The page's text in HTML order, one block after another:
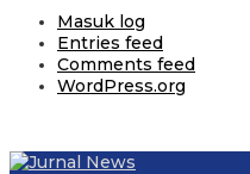
Masuk log
Entries feed
Comments feed
WordPress.org